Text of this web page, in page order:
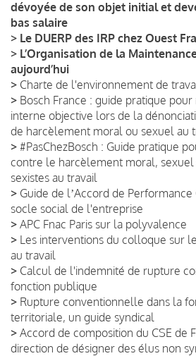
dévoyée de son objet initial et
bas salaire
> Le DUERP des IRP chez Ouest
> L’Organisation de la
aujourd’hui
> Charte de l'environnement de
> Bosch France : guide pratique
interne objective lors de la
de harcèlement moral ou sexuel au
> #PasChezBosch : Guide pratique
contre le harcèlement moral, sexuel
sexistes au travail
> Guide de lʼAccord de
socle social de l'entreprise
> APC Fnac Paris sur la polyvalence
> Les interventions du colloque sur
au travail
> Calcul de l'indemnité de rupture
fonction publique
> Rupture conventionnelle dans la
territoriale, un guide syndical
> Accord de composition du CSE de
direction de désigner des élus non